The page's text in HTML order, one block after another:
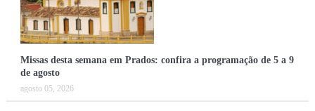
Missas desta semana em Prados: confira a programação de 5 a 9
de agosto
agosto 05, 2026